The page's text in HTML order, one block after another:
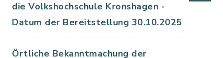
die Volkshochschule Kronshagen -
Datum der Bereitstellung 30.10.2025
Örtliche Bekanntmachung der